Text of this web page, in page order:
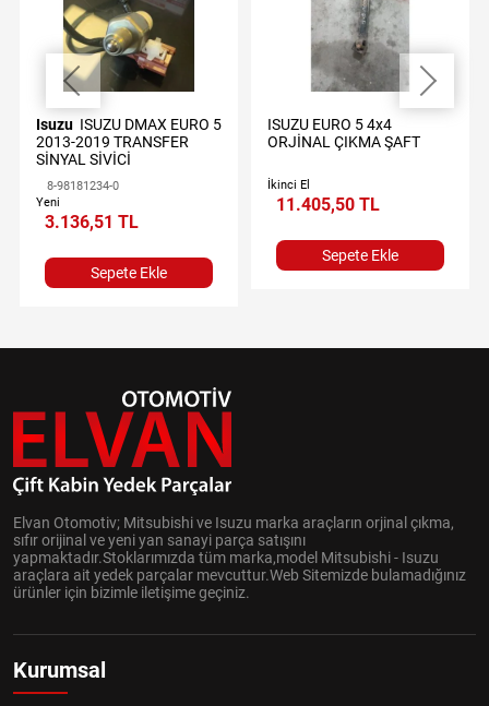
Isuzu
2013-2019 TRANSFER
SİNYAL SİVİCİ
8-98181234-0
Yeni
3.136,51 TL
Sepete Ekle
ISUZU EURO 5 4x4
ORJİNAL ÇIKMA ŞAFT
İkinci El
11.405,50 TL
Sepete Ekle
Elvan Otomotiv; Mitsubishi ve Isuzu marka araçların orjinal çıkma,
sıfır orijinal ve yeni yan sanayi parça satışını
yapmaktadır.Stoklarımızda tüm marka,model Mitsubishi - Isuzu
araçlara ait yedek parçalar mevcuttur.Web Sitemizde bulamadığınız
ürünler için bizimle iletişime geçiniz.
Kurumsal